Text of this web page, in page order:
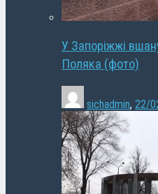
У Запоріжжі
Поляка (фото)
sichadmin, 22/